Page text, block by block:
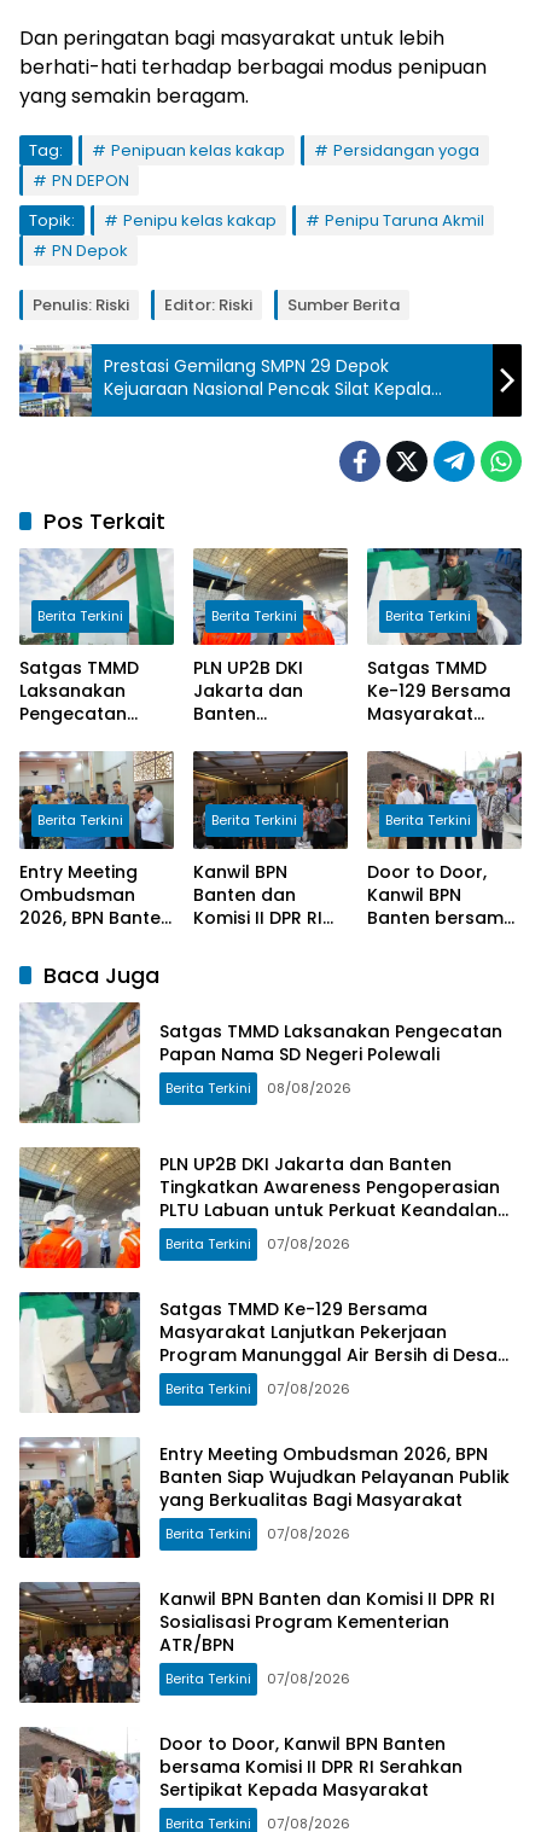
Dan peringatan bagi masyarakat untuk lebih
berhati-hati terhadap berbagai modus penipuan
yang semakin beragam.
Tag: Penipuan kelas kakap
Persidangan yoga
PN DEPON
Topik:
Penipu kelas kakap
Penipu Taruna Akmil
PN Depok
Penulis: Riski Editor: Riski Sumber Berita
Prestasi Gemilang SMPN 29 Depok
Kejuaraan Nasional Pencak Silat Kepala
Sekolah Apresiasi Para Juara
Pos Terkait
Berita Terkini
Satgas TMMD
Laksanakan
Pengecatan
Negeri Polewali
Berita Terkini
PLN UP2B DKI
Jakarta dan
Banten
Awareness
Pengoperasian
PLTU Labuan
untuk Perkuat
Keandalan
Pasokan Listrik
Berita Terkini
Satgas TMMD
Ke-129 Bersama
Masyarakat
Pekerjaan
Program
Manunggal Air
Bersih di Desa
Umbele
Berita Terkini
Entry Meeting
Ombudsman
2026, BPN Banten
Pelayanan Publik
yang Berkualitas
Bagi Masyarakat
Berita Terkini
Kanwil BPN
Banten dan
Komisi II DPR RI
Berita Terkini
Door to Door,
Kanwil BPN
Banten bersama
Masyarakat
Baca Juga
Satgas TMMD Laksanakan Pengecatan
Papan Nama SD Negeri Polewali
Berita Terkini 08/08/2026
PLN UP2B DKI Jakarta dan Banten
Tingkatkan Awareness Pengoperasian
PLTU Labuan untuk Perkuat Keandalan
Pasokan Listrik
Berita Terkini 07/08/2026
Satgas TMMD Ke-129 Bersama
Masyarakat Lanjutkan Pekerjaan
Program Manunggal Air Bersih di Desa
Umbele
Berita Terkini 07/08/2026
Entry Meeting Ombudsman 2026, BPN
Banten Siap Wujudkan Pelayanan Publik
yang Berkualitas Bagi Masyarakat
Berita Terkini 07/08/2026
Kanwil BPN Banten dan Komisi II DPR RI
Sosialisasi Program Kementerian
ATR/BPN
Berita Terkini 07/08/2026
Door to Door, Kanwil BPN Banten
bersama Komisi II DPR RI Serahkan
Sertipikat Kepada Masyarakat
Berita Terkini 07/08/2026